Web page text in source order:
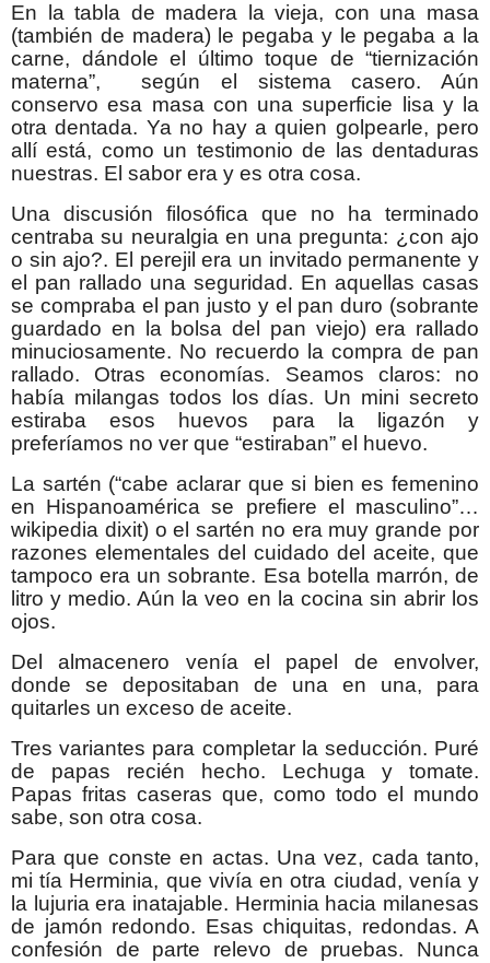
En la tabla de madera la vieja, con una masa
(también de madera) le pegaba y le pegaba a la
carne, dándole el último toque de “tiernización
materna”, según el sistema casero. Aún
conservo esa masa con una superficie lisa y la
otra dentada. Ya no hay a quien golpearle, pero
allí está, como un testimonio de las dentaduras
nuestras. El sabor era y es otra cosa.
Una discusión filosófica que no ha terminado
centraba su neuralgia en una pregunta: ¿con ajo
o sin ajo?. El perejil era un invitado permanente y
el pan rallado una seguridad. En aquellas casas
se compraba el pan justo y el pan duro (sobrante
guardado en la bolsa del pan viejo) era rallado
minuciosamente. No recuerdo la compra de pan
rallado. Otras economías. Seamos claros: no
había milangas todos los días. Un mini secreto
estiraba esos huevos para la ligazón y
preferíamos no ver que “estiraban” el huevo.
La sartén (“cabe aclarar que si bien es femenino
en Hispanoamérica se prefiere el masculino”…
wikipedia dixit) o el sartén no era muy grande por
razones elementales del cuidado del aceite, que
tampoco era un sobrante. Esa botella marrón, de
litro y medio. Aún la veo en la cocina sin abrir los
ojos.
Del almacenero venía el papel de envolver,
donde se depositaban de una en una, para
quitarles un exceso de aceite.
Tres variantes para completar la seducción. Puré
de papas recién hecho. Lechuga y tomate.
Papas fritas caseras que, como todo el mundo
sabe, son otra cosa.
Para que conste en actas. Una vez, cada tanto,
mi tía Herminia, que vivía en otra ciudad, venía y
la lujuria era inatajable. Herminia hacia milanesas
de jamón redondo. Esas chiquitas, redondas. A
confesión de parte relevo de pruebas. Nunca